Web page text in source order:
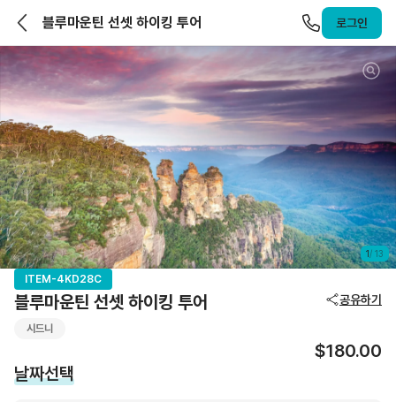
앨라호주 | ELLAHOJU
블루마운틴 선셋 하이킹 투어 로그인
1/ 13
ITEM-4KD28C
블루마운틴 선셋 하이킹 투어 공유하기
시드니
$180.00
날짜선택